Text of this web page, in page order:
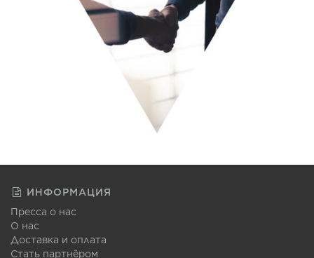
ИНФОРМАЦИЯ
Пресса о нас
О нас
Доставка и оплата
Стать партнёром